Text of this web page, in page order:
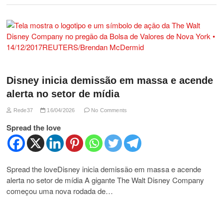
Disney inicia demissão em massa e acende
alerta no setor de mídia
Rede37 16/04/2026 No Comments
Spread the love
Spread the loveDisney inicia demissão em massa e acende
alerta no setor de mídia A gigante The Walt Disney Company
começou uma nova rodada de…